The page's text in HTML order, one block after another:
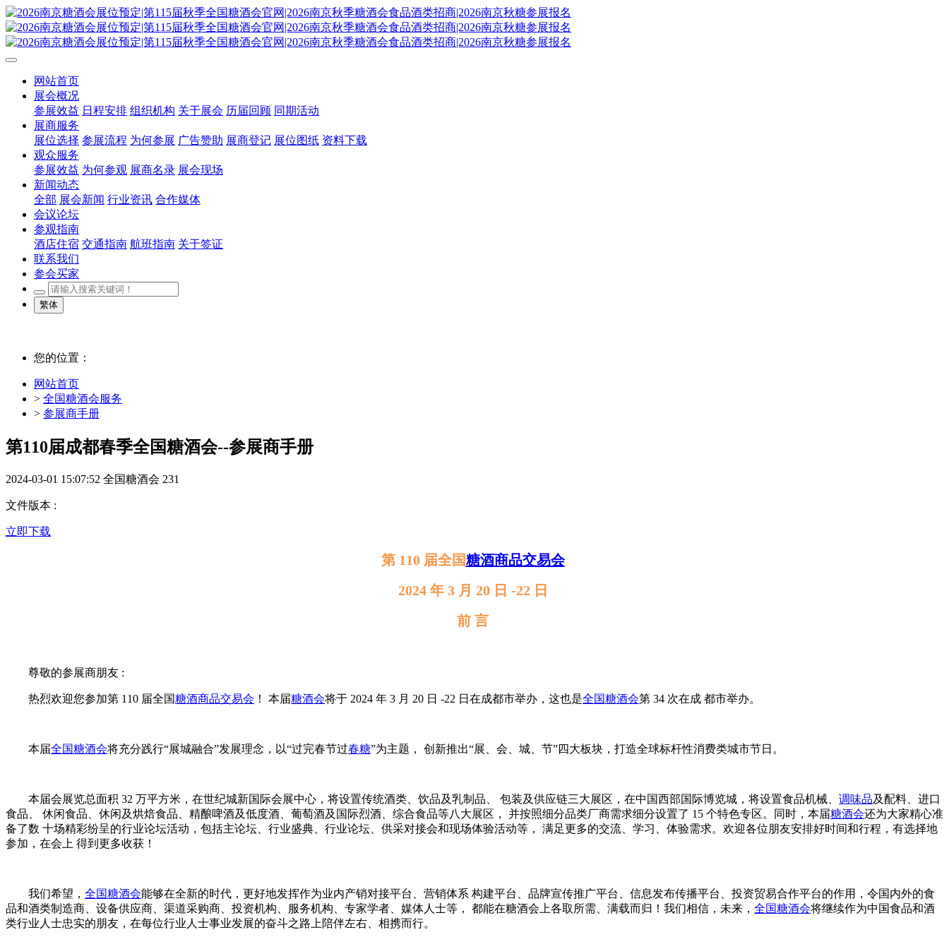
网站首页
展会概况
参展效益 日程安排 组织机构 关于展会 历届回顾 同期活动
展商服务
展位选择 参展流程 为何参展 广告赞助 展商登记 展位图纸 资料下载
观众服务
参展效益 为何参观 展商名录 展会现场
新闻动态
全部 展会新闻 行业资讯 合作媒体
会议论坛
参观指南
酒店住宿 交通指南 航班指南 关于签证
联系我们
参会买家
繁体
您的位置：
网站首页
> 全国糖酒会服务
> 参展商手册
第110届成都春季全国糖酒会--参展商手册
2024-03-01 15:07:52 全国糖酒会 231
文件版本 :
立即下载
第 110 届全国糖酒商品交易会
2024 年 3 月 20 日 -22 日
前 言
尊敬的参展商朋友 :
热烈欢迎您参加第 110 届全国糖酒商品交易会 ！ 本届糖酒会将于 2024 年 3 月 20 日 -22 日在成都市举办，这也是全国糖酒会第 34 次在成 都市举办。
本届全国糖酒会将充分践行“展城融合”发展理念，以“过完春节过春糖”为主题， 创新推出“展、会、城、节”四大板块，打造全球标杆性消费类城市节日。
本届会展览总面积 32 万平方米，在世纪城新国际会展中心，将设置传统酒类、饮品及乳制品、 包装及供应链三大展区，在中国西部国际博览城，将设置食品机械、 调味品及配料、进口
食品、 休闲食品、休闲及烘焙食品、精酿啤酒及低度酒、葡萄酒及国际烈酒、综合食品等八大展区， 并按照细分品类厂商需求细分设置了 15 个特色专区。同时，本届糖酒会还为大家精心准
备了数 十场精彩纷呈的行业论坛活动，包括主论坛、行业盛典、行业论坛、供采对接会和现场体验活动等， 满足更多的交流、学习、体验需求。欢迎各位朋友安排好时间和行程，有选择地
参加，在会上 得到更多收获！
我们希望， 全国糖酒会能够在全新的时代，更好地发挥作为业内产销对接平台、营销体系 构建平台、品牌宣传推广平台、信息发布传播平台、投资贸易合作平台的作用，令国内外的食
品和酒类制造商、设备供应商、渠道采购商、投资机构、服务机构、专家学者、媒体人士等， 都能在糖酒会上各取所需、满载而归！我们相信，未来， 全国糖酒会将继续作为中国食品和酒
类行业人士忠实的朋友，在每位行业人士事业发展的奋斗之路上陪伴左右、相携而行。